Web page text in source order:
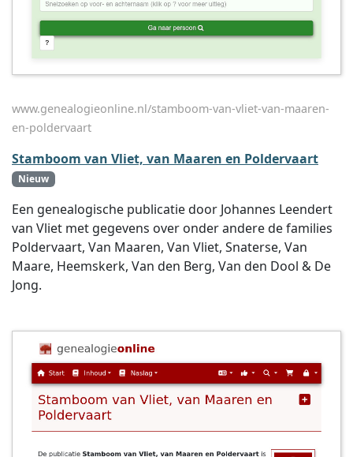
www.genealogieonline.nl/stamboom-van-vliet-van-maaren-
en-poldervaart
Stamboom van Vliet, van Maaren en Poldervaart
Nieuw
Een genealogische publicatie door Johannes Leendert
van Vliet met gegevens over onder andere de families
Poldervaart, Van Maaren, Van Vliet, Snaterse, Van
Maare, Heemskerk, Van den Berg, Van den Dool & De
Jong.